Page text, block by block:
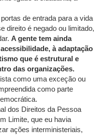
de entrada para a vida
direito é negado ou limitado,
A gente tem ainda
à adaptação
que é estrutural e
das organizações.
como uma exceção ou
como parte
dos Direitos da Pessoa
Limite, que eu havia
ações interministeriais,